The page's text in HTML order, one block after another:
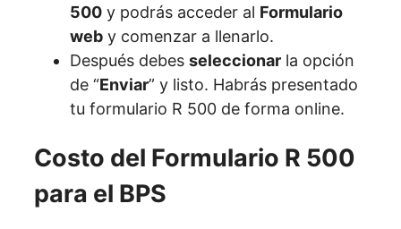
500 y podrás acceder al Formulario
web y comenzar a llenarlo.
Después debes seleccionar la opción
de “Enviar” y listo. Habrás presentado
tu formulario R 500 de forma online.
Costo del Formulario R 500
para el BPS